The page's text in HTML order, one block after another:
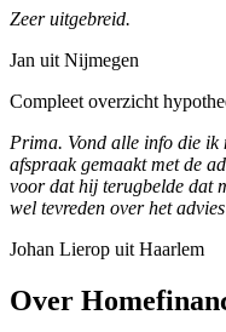
Zeer uitgebreid.
Jan uit Nijmegen
Compleet overzicht
Prima. Vond alle info die ik
afspraak gemaakt met de
voor dat hij terugbelde dat
wel tevreden over het
Johan Lierop uit Haarlem
Over